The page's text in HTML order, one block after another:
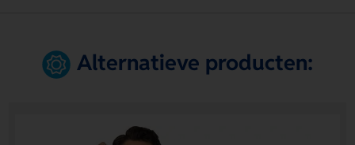
Alternatieve producten: